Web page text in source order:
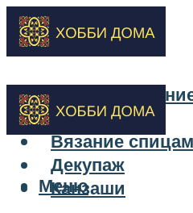
Вышивка
Вязание
Декупаж
Канзаши
Меню